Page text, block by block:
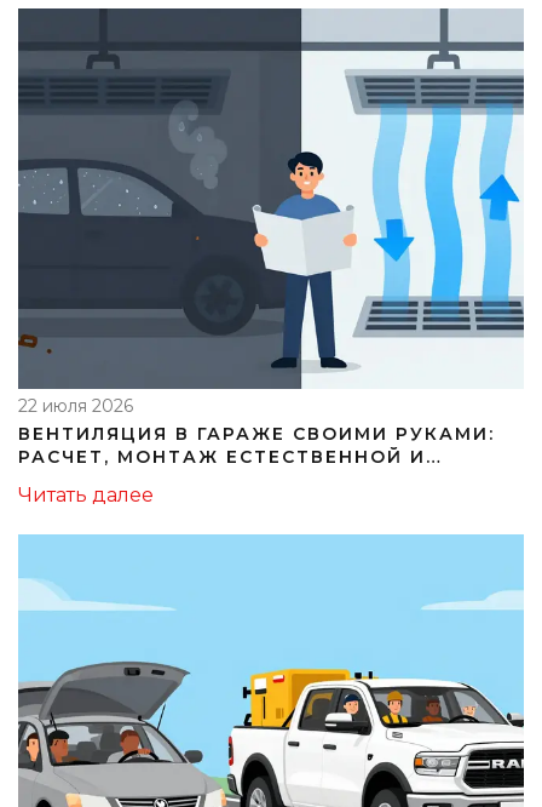
22 июля 2026
ВЕНТИЛЯЦИЯ В ГАРАЖЕ СВОИМИ РУКАМИ:
РАСЧЕТ, МОНТАЖ ЕСТЕСТВЕННОЙ И
Читать далее